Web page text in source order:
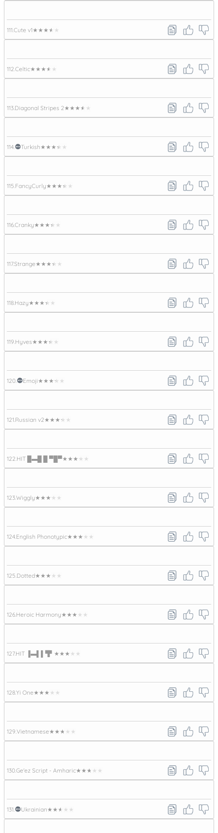
111. Cute v1★★★★★
112. Celtic★★★★★
113. Diagonal Stripes 2★★★★★
114. Turkish★★★★★
115. FancyCurly★★★★★
116.Cranky★★★★★
117.Strange★★★★★
118. Hazy★★★★★
119. Hyves★★★★★
120. Emoji★★★★★
121. Russian v2★★★★★
122. HIT █▬█ █ ▀█▀★★★★★
123.Wiggly★★★★★
124. English Phonotypic★★★★★
125. Dotted★★★★★
126. Heroic Harmony★★★★★
127.HIT ▐▬▌▌▜▘ ★★★★★
128.Yi One★★★★★
129. Vietnamese★★★★★
130.Ge'ez Script - Amharic★★★★★
131. Ukrainian★★★★★